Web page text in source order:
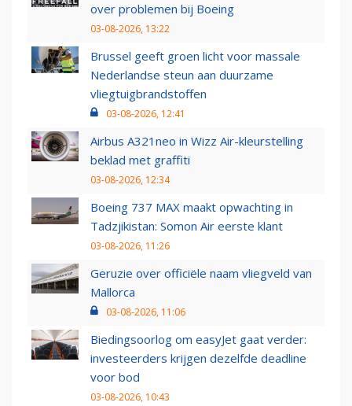
over problemen bij Boeing
03-08-2026, 13:22
Brussel geeft groen licht voor massale
Nederlandse steun aan duurzame
vliegtuigbrandstoffen
03-08-2026, 12:41
Airbus A321neo in Wizz Air-kleurstelling
beklad met graffiti
03-08-2026, 12:34
Boeing 737 MAX maakt opwachting in
Tadzjikistan: Somon Air eerste klant
03-08-2026, 11:26
Geruzie over officiële naam vliegveld van
Mallorca
03-08-2026, 11:06
Biedingsoorlog om easyJet gaat verder:
investeerders krijgen dezelfde deadline
voor bod
03-08-2026, 10:43